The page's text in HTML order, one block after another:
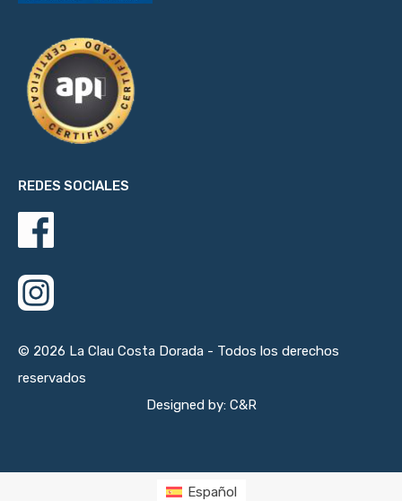
REDES SOCIALES
© 2026 La Clau Costa Dorada - Todos los derechos
reservados
Designed by: C&R
Español